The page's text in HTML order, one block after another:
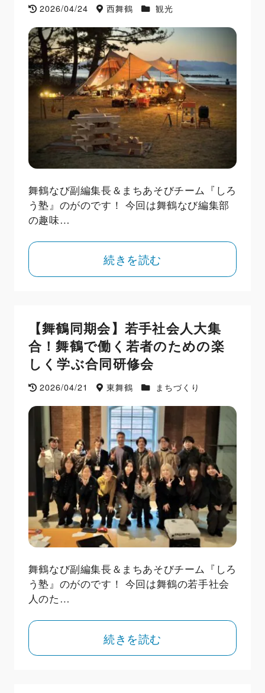
2026/04/24 西舞鶴 観光
舞鶴なび副編集長＆まちあそびチーム『しろ
う塾』のがのです！ 今回は舞鶴なび編集部
の趣味…
続きを読む
【舞鶴同期会】若手社会人大集
合！舞鶴で働く若者のための楽
しく学ぶ合同研修会
2026/04/21 東舞鶴 まちづくり
舞鶴なび副編集長＆まちあそびチーム『しろ
う塾』のがのです！ 今回は舞鶴の若手社会
人のた…
続きを読む